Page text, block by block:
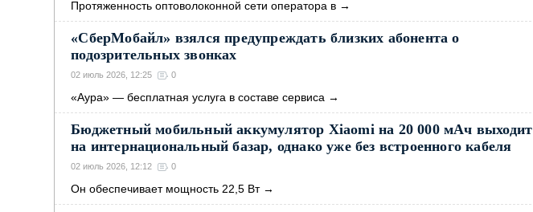
Протяженность оптоволоконной сети оператора в →
«СберМобайл» взялся предупреждать близких абонента о
подозрительных звонках
02 июль 2026, 12:25 0
«Аура» — бесплатная услуга в составе сервиса →
Бюджетный мобильный аккумулятор Xiaomi на 20 000 мАч выходит
на интернациональный базар, однако уже без встроенного кабеля
02 июль 2026, 12:12 0
Он обеспечивает мощность 22,5 Вт→